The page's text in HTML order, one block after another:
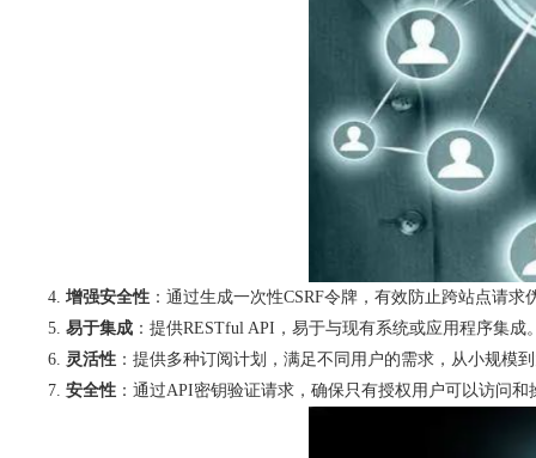
增强安全性 ：通过生成一次性CSRF令牌，有效防止跨站点请求
易于集成 ：提供RESTful API，易于与现有系统或应用程序集成
灵活性 ：提供多种订阅计划，满足不同用户的需求，从小规模
安全性 ：通过API密钥验证请求，确保只有授权用户可以访问和